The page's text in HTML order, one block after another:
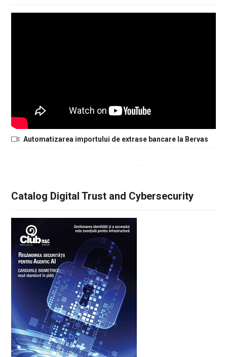
Automatizarea importului de extrase bancare la Bervas
Catalog Digital Trust and Cybersecurity